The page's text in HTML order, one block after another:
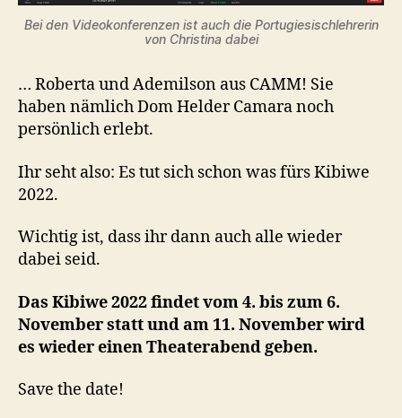
Bei den Videokonferenzen ist auch die Portugiesischlehrerin
von Christina dabei
… Roberta und Ademilson aus CAMM! Sie
haben nämlich Dom Helder Camara noch
persönlich erlebt.
Ihr seht also: Es tut sich schon was fürs Kibiwe
2022.
Wichtig ist, dass ihr dann auch alle wieder
dabei seid.
Das Kibiwe 2022 findet vom 4. bis zum 6.
November statt und am 11. November wird
es wieder einen Theaterabend geben.
Save the date!